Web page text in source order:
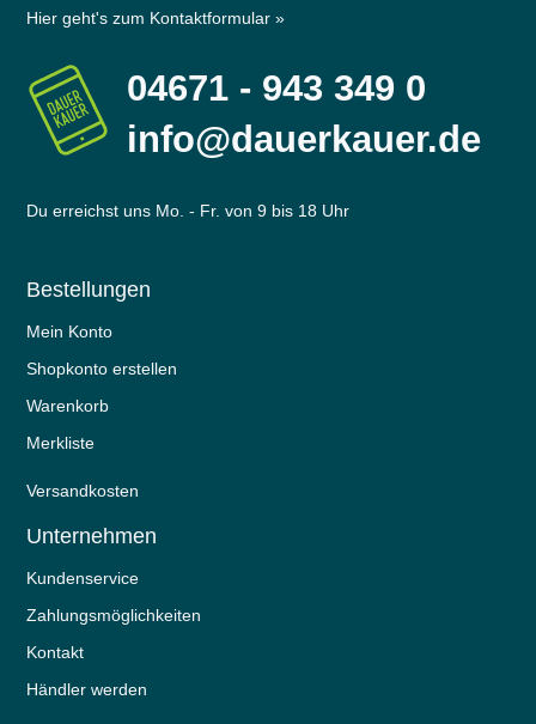
Hier geht's zum Kontaktformular »
04671 - 943 349 0
info@dauerkauer.de
Du erreichst uns Mo. - Fr. von 9 bis 18 Uhr
Bestellungen
Mein Konto
Shopkonto erstellen
Warenkorb
Merkliste
Versandkosten
Unternehmen
Kundenservice
Zahlungsmöglichkeiten
Kontakt
Händler werden